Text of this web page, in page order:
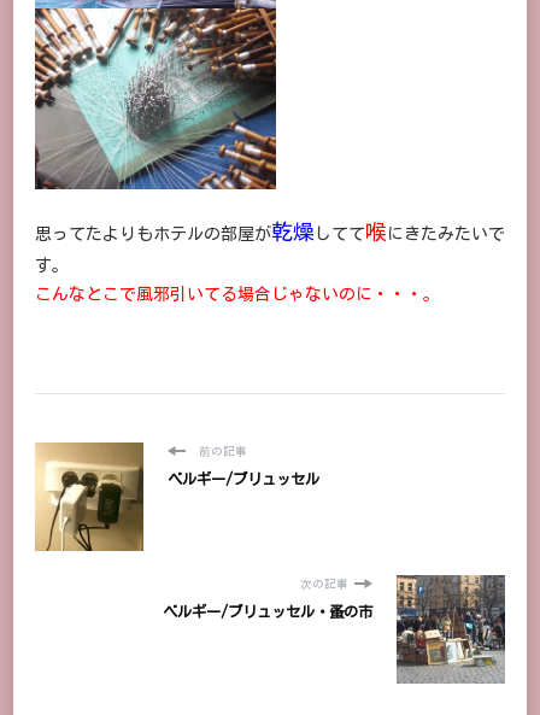
思ってたよりもホテルの部屋が乾燥 してて 喉 にきたみたいで
す。
こんなとこで風邪引いてる場合じゃないのに・・・。
前の記事
ベルギー/ブリュッセル
次の記事
ベルギー/ブリュッセル・蚤の市